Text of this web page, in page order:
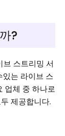
?
스트리밍 서
는 라이브 스
업체 중 하나로
제공합니다.